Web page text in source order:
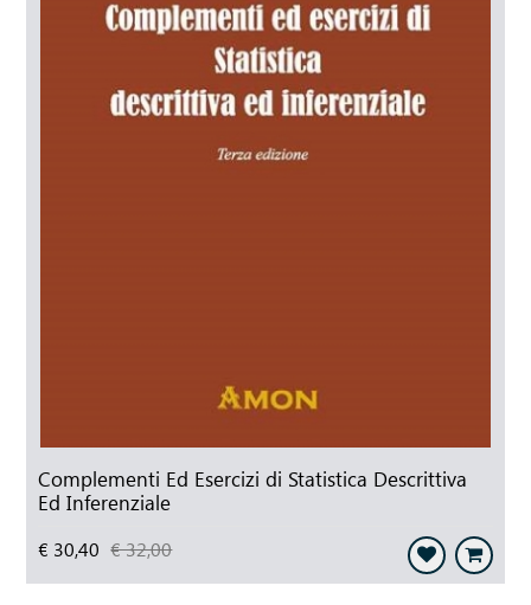
Complementi Ed Esercizi di Statistica Descrittiva
Ed Inferenziale
€ 30,40 € 32,00